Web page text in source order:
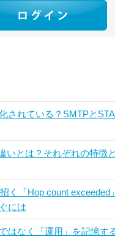
されている？SMTPと
いとは？それぞれの特徴
く「Hop count exceeded
には
はなく「運用」を記憶す